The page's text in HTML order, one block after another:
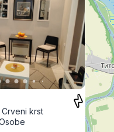
Crveni krst